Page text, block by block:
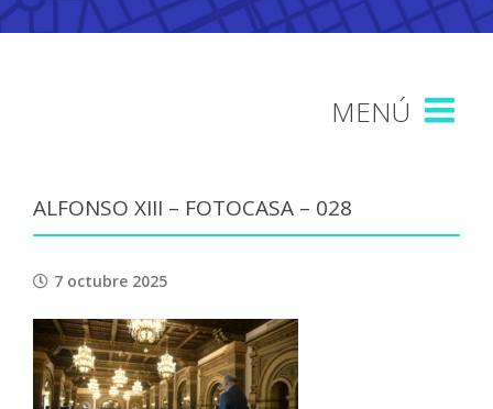
ALFONSO XIII – FOTOCASA – 028
7 octubre 2025